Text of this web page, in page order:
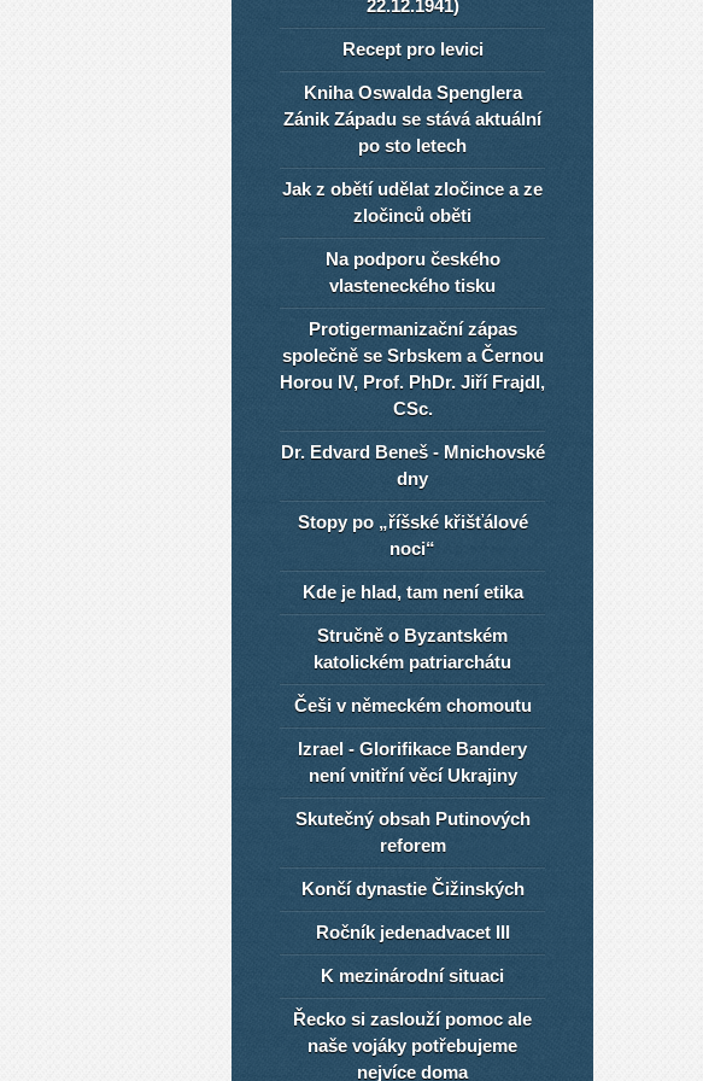
22.12.1941)
Recept pro levici
Kniha Oswalda Spenglera
Zánik Západu se stává aktuální
po sto letech
Jak z obětí udělat zločince a ze
zločinců oběti
Na podporu českého
vlasteneckého tisku
Protigermanizační zápas
společně se Srbskem a Černou
Horou IV, Prof. PhDr. Jiří Frajdl,
CSc.
Dr. Edvard Beneš - Mnichovské
dny
Stopy po „říšské křišťálové
noci“
Kde je hlad, tam není etika
Stručně o Byzantském
katolickém patriarchátu
Češi v německém chomoutu
Izrael - Glorifikace Bandery
není vnitřní věcí Ukrajiny
Skutečný obsah Putinových
reforem
Končí dynastie Čižinských
Ročník jedenadvacet III
K mezinárodní situaci
Řecko si zaslouží pomoc ale
naše vojáky potřebujeme
nejvíce doma